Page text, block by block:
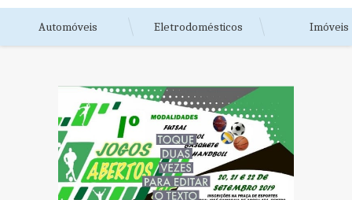
Automóveis Eletrodomésticos Imóveis